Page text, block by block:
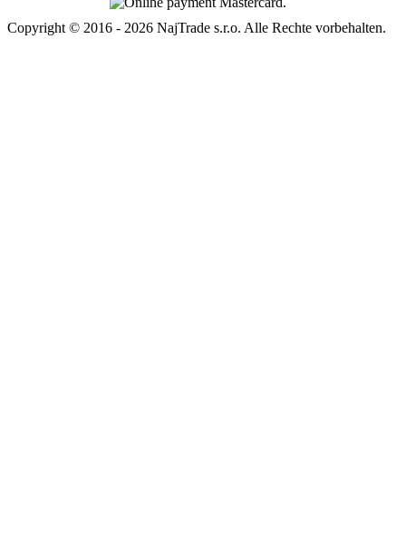
Copyright © 2016 - 2026 NajTrade s.r.o. Alle Rechte vorbehalten.